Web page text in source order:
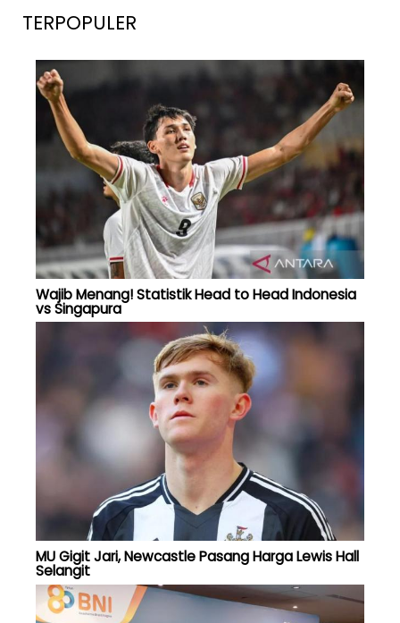
TERPOPULER
Wajib Menang! Statistik Head to Head Indonesia
vs Singapura
MU Gigit Jari, Newcastle Pasang Harga Lewis Hall
Selangit